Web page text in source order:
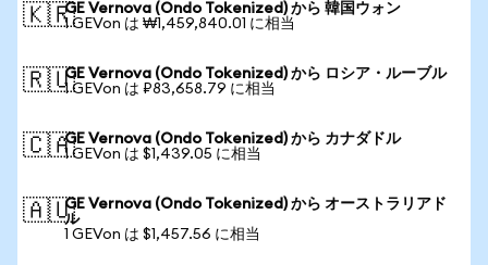
🇰🇷GE Vernova (Ondo Tokenized) から 韓国ウォン
1 GEVon は ₩1,459,840.01 に相当
🇷🇺GE Vernova (Ondo Tokenized) から ロシア・ルーブル
1 GEVon は ₽83,658.79 に相当
🇨🇦GE Vernova (Ondo Tokenized) から カナダドル
1 GEVon は $1,439.05 に相当
🇦🇺GE Vernova (Ondo Tokenized) から オーストラリアド
ル
1 GEVon は $1,457.56 に相当